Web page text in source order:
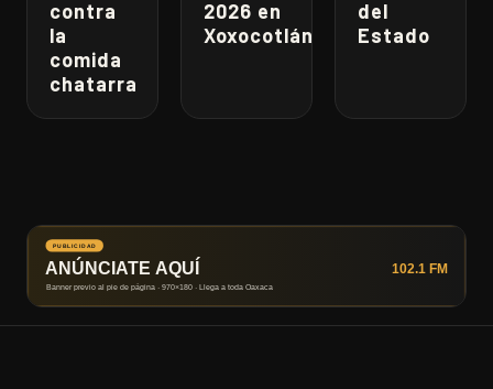
contra
la
comida
chatarra
2026 en
Xoxocotlán
del
Estado